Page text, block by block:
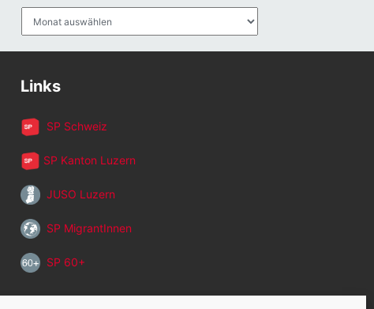
Links
SP Schweiz
SP Kanton Luzern
JUSO Luzern
SP MigrantInnen
SP 60+